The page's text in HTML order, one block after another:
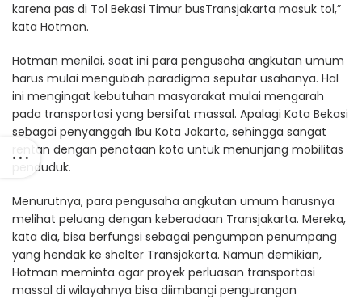
karena pas di Tol Bekasi Timur busTransjakarta masuk tol,”
kata Hotman.
Hotman menilai, saat ini para pengusaha angkutan umum
harus mulai mengubah paradigma seputar usahanya. Hal
ini mengingat kebutuhan masyarakat mulai mengarah
pada transportasi yang bersifat massal. Apalagi Kota Bekasi
sebagai penyanggah Ibu Kota Jakarta, sehingga sangat
rentan dengan penataan kota untuk menunjang mobilitas
penduduk.
Menurutnya, para pengusaha angkutan umum harusnya
melihat peluang dengan keberadaan Transjakarta. Mereka,
kata dia, bisa berfungsi sebagai pengumpan penumpang
yang hendak ke shelter Transjakarta. Namun demikian,
Hotman meminta agar proyek perluasan transportasi
massal di wilayahnya bisa diimbangi pengurangan